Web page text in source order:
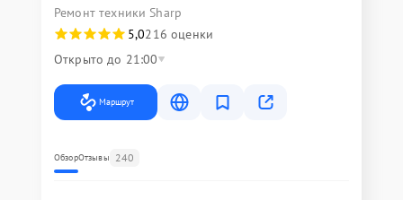
Ремонт техники Sharp
5,0216 оценки
Открыто до 21:00
Маршрут
ОбзорОтзывы 240